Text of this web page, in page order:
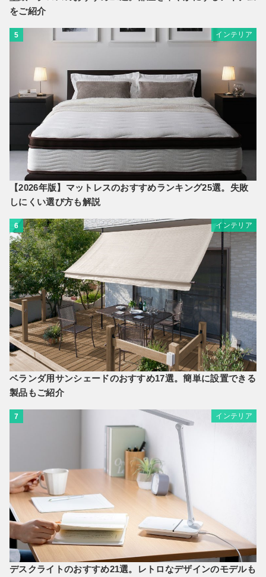
をご紹介
5 インテリア
【2026年版】マットレスのおすすめランキング25選。失敗
しにくい選び方も解説
6 インテリア
ベランダ用サンシェードのおすすめ17選。簡単に設置できる
製品もご紹介
7 インテリア
デスクライトのおすすめ21選。レトロなデザインのモデルも